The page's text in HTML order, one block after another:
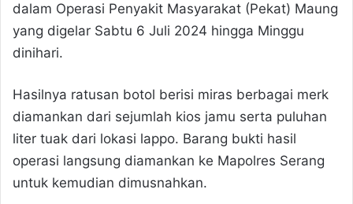
dalam Operasi Penyakit Masyarakat (Pekat) Maung
yang digelar Sabtu 6 Juli 2024 hingga Minggu
dinihari.
Hasilnya ratusan botol berisi miras berbagai merk
diamankan dari sejumlah kios jamu serta puluhan
liter tuak dari lokasi lappo. Barang bukti hasil
operasi langsung diamankan ke Mapolres Serang
untuk kemudian dimusnahkan.